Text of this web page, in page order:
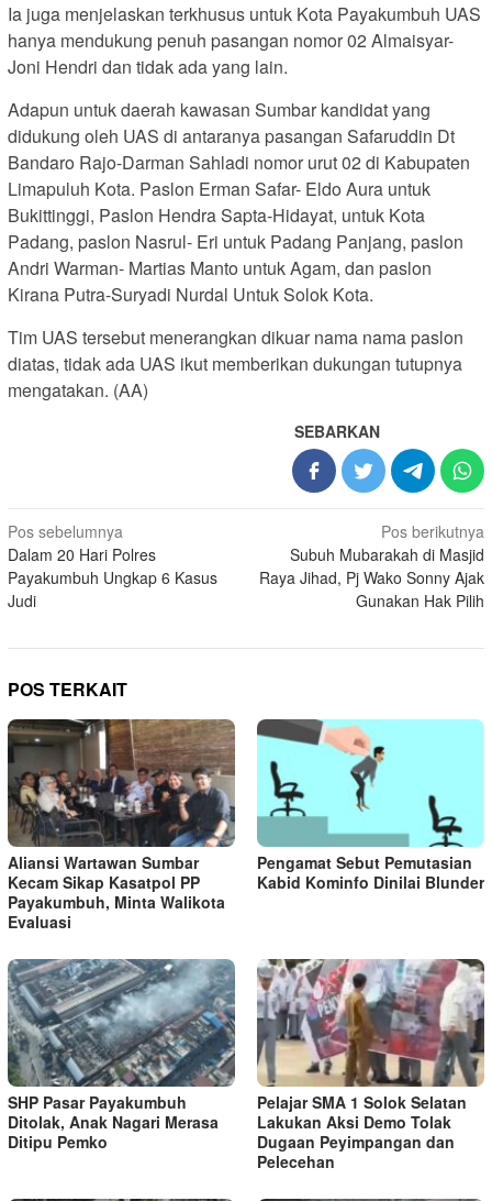
Ia juga menjelaskan terkhusus untuk Kota Payakumbuh UAS
hanya mendukung penuh pasangan nomor 02 Almaisyar-
Joni Hendri dan tidak ada yang lain.
Adapun untuk daerah kawasan Sumbar kandidat yang
didukung oleh UAS di antaranya pasangan Safaruddin Dt
Bandaro Rajo-Darman Sahladi nomor urut 02 di Kabupaten
Limapuluh Kota. Paslon Erman Safar- Eldo Aura untuk
Bukittinggi, Paslon Hendra Sapta-Hidayat, untuk Kota
Padang, paslon Nasrul- Eri untuk Padang Panjang, paslon
Andri Warman- Martias Manto untuk Agam, dan paslon
Kirana Putra-Suryadi Nurdal Untuk Solok Kota.
Tim UAS tersebut menerangkan dikuar nama nama paslon
diatas, tidak ada UAS ikut memberikan dukungan tutupnya
mengatakan. (AA)
SEBARKAN
Navigasi
pos
Pos sebelumnya
Dalam 20 Hari Polres
Payakumbuh Ungkap 6 Kasus
Judi
Pos berikutnya
Subuh Mubarakah di Masjid
Raya Jihad, Pj Wako Sonny Ajak
Gunakan Hak Pilih
POS TERKAIT
Aliansi Wartawan Sumbar
Kecam Sikap Kasatpol PP
Payakumbuh, Minta Walikota
Evaluasi
Pengamat Sebut Pemutasian
Kabid Kominfo Dinilai Blunder
SHP Pasar Payakumbuh
Ditolak, Anak Nagari Merasa
Ditipu Pemko
Pelajar SMA 1 Solok Selatan
Lakukan Aksi Demo Tolak
Dugaan Peyimpangan dan
Pelecehan